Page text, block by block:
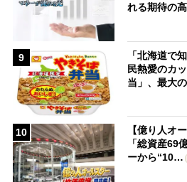
れる期待の
9
「北海道で
民熱愛のカ
当」、最大
10
【億り人オ
「総資産69
ーから“10…